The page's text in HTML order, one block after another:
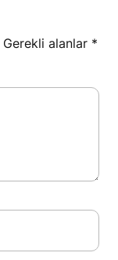
Gerekli alanlar *